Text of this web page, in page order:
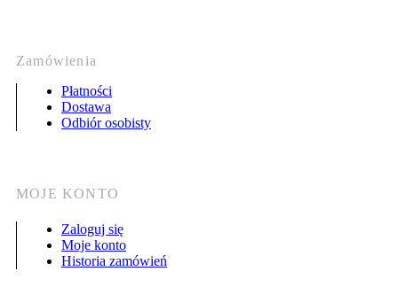
Zamówienia
Płatności
Dostawa
Odbiór osobisty
MOJE KONTO
Zaloguj się
Moje konto
Historia zamówień